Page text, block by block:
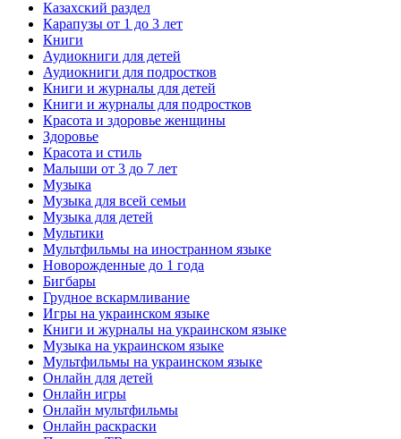
Казахский раздел
Карапузы от 1 до 3 лет
Книги
Аудиокниги для детей
Аудиокниги для подростков
Книги и журналы для детей
Книги и журналы для подростков
Красота и здоровье женщины
Здоровье
Красота и стиль
Малыши от 3 до 7 лет
Музыка
Музыка для всей семьи
Музыка для детей
Мультики
Мультфильмы на иностранном языке
Новорожденные до 1 года
Бигбары
Грудное вскармливание
Игры на украинском языке
Книги и журналы на украинском языке
Музыка на украинском языке
Мультфильмы на украинском языке
Онлайн для детей
Онлайн игры
Онлайн мультфильмы
Онлайн раскраски